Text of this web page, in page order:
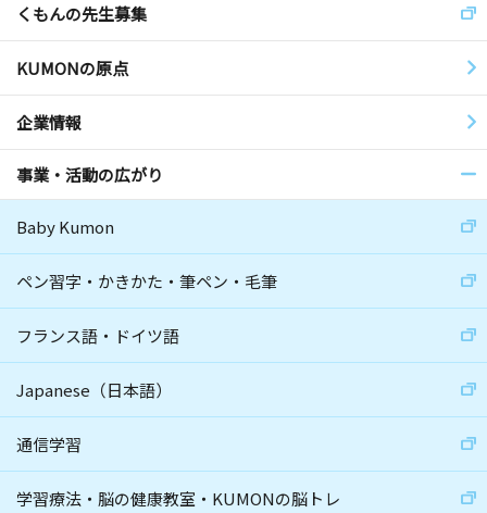
くもんの先生募集
KUMONの原点
企業情報
事業・活動の広がり
Baby Kumon
ペン習字・かきかた・筆ペン・毛筆
フランス語・ドイツ語
Japanese（日本語）
通信学習
学習療法・脳の健康教室・KUMONの脳トレ